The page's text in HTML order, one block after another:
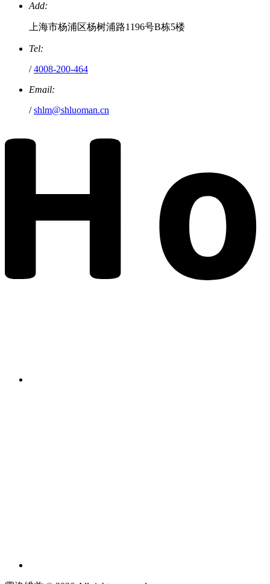
Add:
上海市杨浦区杨树浦路1196号B栋5楼
Tel:
/4008-200-464
Email:
/shlm@shluoman.cn